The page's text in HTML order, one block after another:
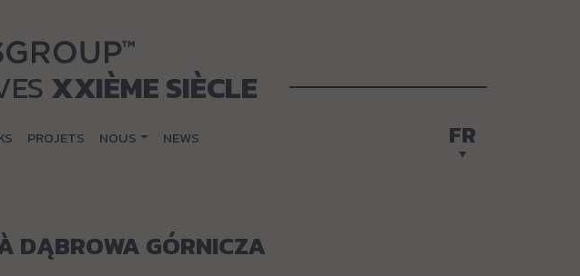
XXIÈME SIÈCLE
PROJETS NOUS NEWS FR
DĄBROWA GÓRNICZA